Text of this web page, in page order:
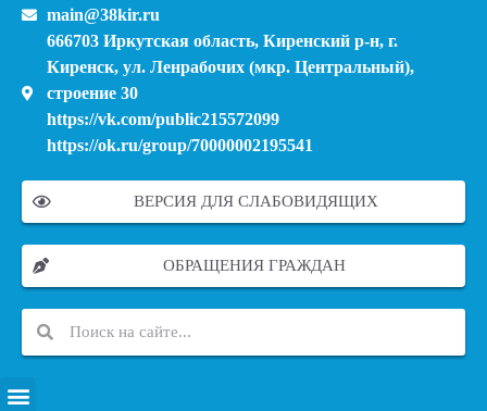
main@38kir.ru
666703 Иркутская область, Киренский р-н, г.
Киренск, ул. Ленрабочих (мкр. Центральный),
строение 30
https://vk.com/public215572099
https://ok.ru/group/70000002195541
ВЕРСИЯ ДЛЯ СЛАБОВИДЯЩИХ
ОБРАЩЕНИЯ ГРАЖДАН